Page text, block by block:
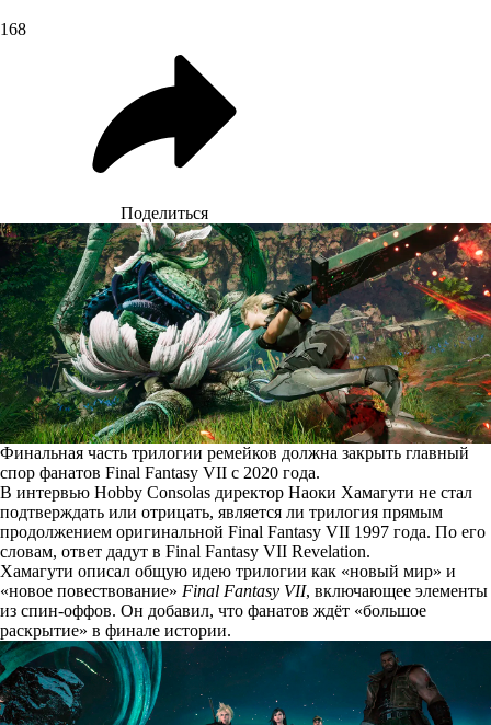
168
Поделиться
Финальная часть трилогии ремейков должна закрыть главный
спор фанатов Final Fantasy VII с 2020 года.
В интервью Hobby Consolas директор Наоки Хамагути не стал
подтверждать или отрицать, является ли трилогия прямым
продолжением оригинальной Final Fantasy VII 1997 года. По его
словам, ответ дадут в Final Fantasy VII Revelation.
Хамагути описал общую идею трилогии как «новый мир» и
«новое повествование» Final Fantasy VII, включающее элементы
из спин-оффов. Он добавил, что фанатов ждёт «большое
раскрытие» в финале истории.